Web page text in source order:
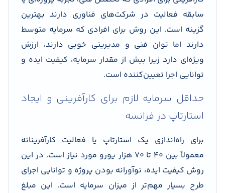
سابقه فعالیت در شرکت‌های فناوری دارند بهترین
گزینه است. این روش برای افرادی که سرمایه متوسط
دارند اما توان فنی و مدیریتی خوبی دارند، ارزش
ویژه‌ای دارد زیرا بیش از مقدار سرمایه، کیفیت ایده و
توانایی اجرا تعیین‌کننده است.
حداقل سرمایه لازم برای کارآفرینی و ایجاد
استارتاپ در فرانسه
برای راه‌اندازی یک استارتاپ یا فعالیت کارآفرینانه
معمولاً بین ۴۰ تا ۷۰ هزار یورو مورد نیاز است. در این
روش کیفیت ایده، نوآورانه بودن پروژه و توانایی اجرای
طرح بسیار مهم‌تر از میزان سرمایه است. این مبلغ